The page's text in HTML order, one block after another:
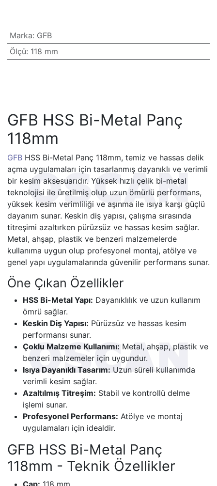
Marka: GFB
Ölçü: 118 mm
GFB HSS Bi-Metal Panç
118mm
GFB HSS Bi-Metal Panç 118mm, temiz ve hassas delik
açma uygulamaları için tasarlanmış dayanıklı ve verimli
bir kesim aksesuarıdır. Yüksek hızlı çelik bi-metal
teknolojisi ile üretilmiş olup uzun ömürlü performans,
yüksek kesim verimliliği ve aşınma ile ısıya karşı güçlü
dayanım sunar. Keskin diş yapısı, çalışma sırasında
titreşimi azaltırken pürüzsüz ve hassas kesim sağlar.
Metal, ahşap, plastik ve benzeri malzemelerde
kullanıma uygun olup profesyonel montaj, atölye ve
genel yapı uygulamalarında güvenilir performans sunar.
Öne Çıkan Özellikler
HSS Bi-Metal Yapı: Dayanıklılık ve uzun kullanım
ömrü sağlar.
Keskin Diş Yapısı: Pürüzsüz ve hassas kesim
performansı sunar.
Çoklu Malzeme Kullanımı: Metal, ahşap, plastik ve
benzeri malzemeler için uygundur.
Isıya Dayanıklı Tasarım: Uzun süreli kullanımda
verimli kesim sağlar.
Azaltılmış Titreşim: Stabil ve kontrollü delme
işlemi sunar.
Profesyonel Performans: Atölye ve montaj
uygulamaları için idealdir.
GFB HSS Bi-Metal Panç
118mm - Teknik Özellikler
Çap: 118 mm